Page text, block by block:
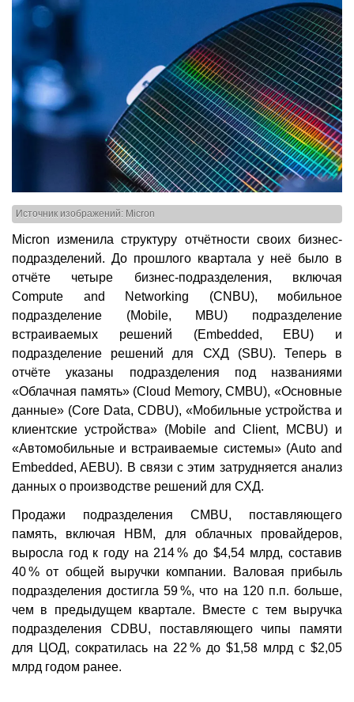
Источник изображений: Micron
Micron изменила структуру отчётности своих бизнес-
подразделений. До прошлого квартала у неё было в
отчёте четыре бизнес-подразделения, включая
Compute and Networking (CNBU), мобильное
подразделение (Mobile, MBU) подразделение
встраиваемых решений (Embedded, EBU) и
подразделение решений для СХД (SBU). Теперь в
отчёте указаны подразделения под названиями
«Облачная память» (Cloud Memory, CMBU), «Основные
данные» (Core Data, CDBU), «Мобильные устройства и
клиентские устройства» (Mobile and Client, MCBU) и
«Автомобильные и встраиваемые системы» (Auto and
Embedded, AEBU). В связи с этим затрудняется анализ
данных о производстве решений для СХД.
Продажи подразделения CMBU, поставляющего
память, включая HBM, для облачных провайдеров,
выросла год к году на 214 % до $4,54 млрд, составив
40 % от общей выручки компании. Валовая прибыль
подразделения достигла 59 %, что на 120 п.п. больше,
чем в предыдущем квартале. Вместе с тем выручка
подразделения CDBU, поставляющего чипы памяти
для ЦОД, сократилась на 22 % до $1,58 млрд с $2,05
млрд годом ранее.